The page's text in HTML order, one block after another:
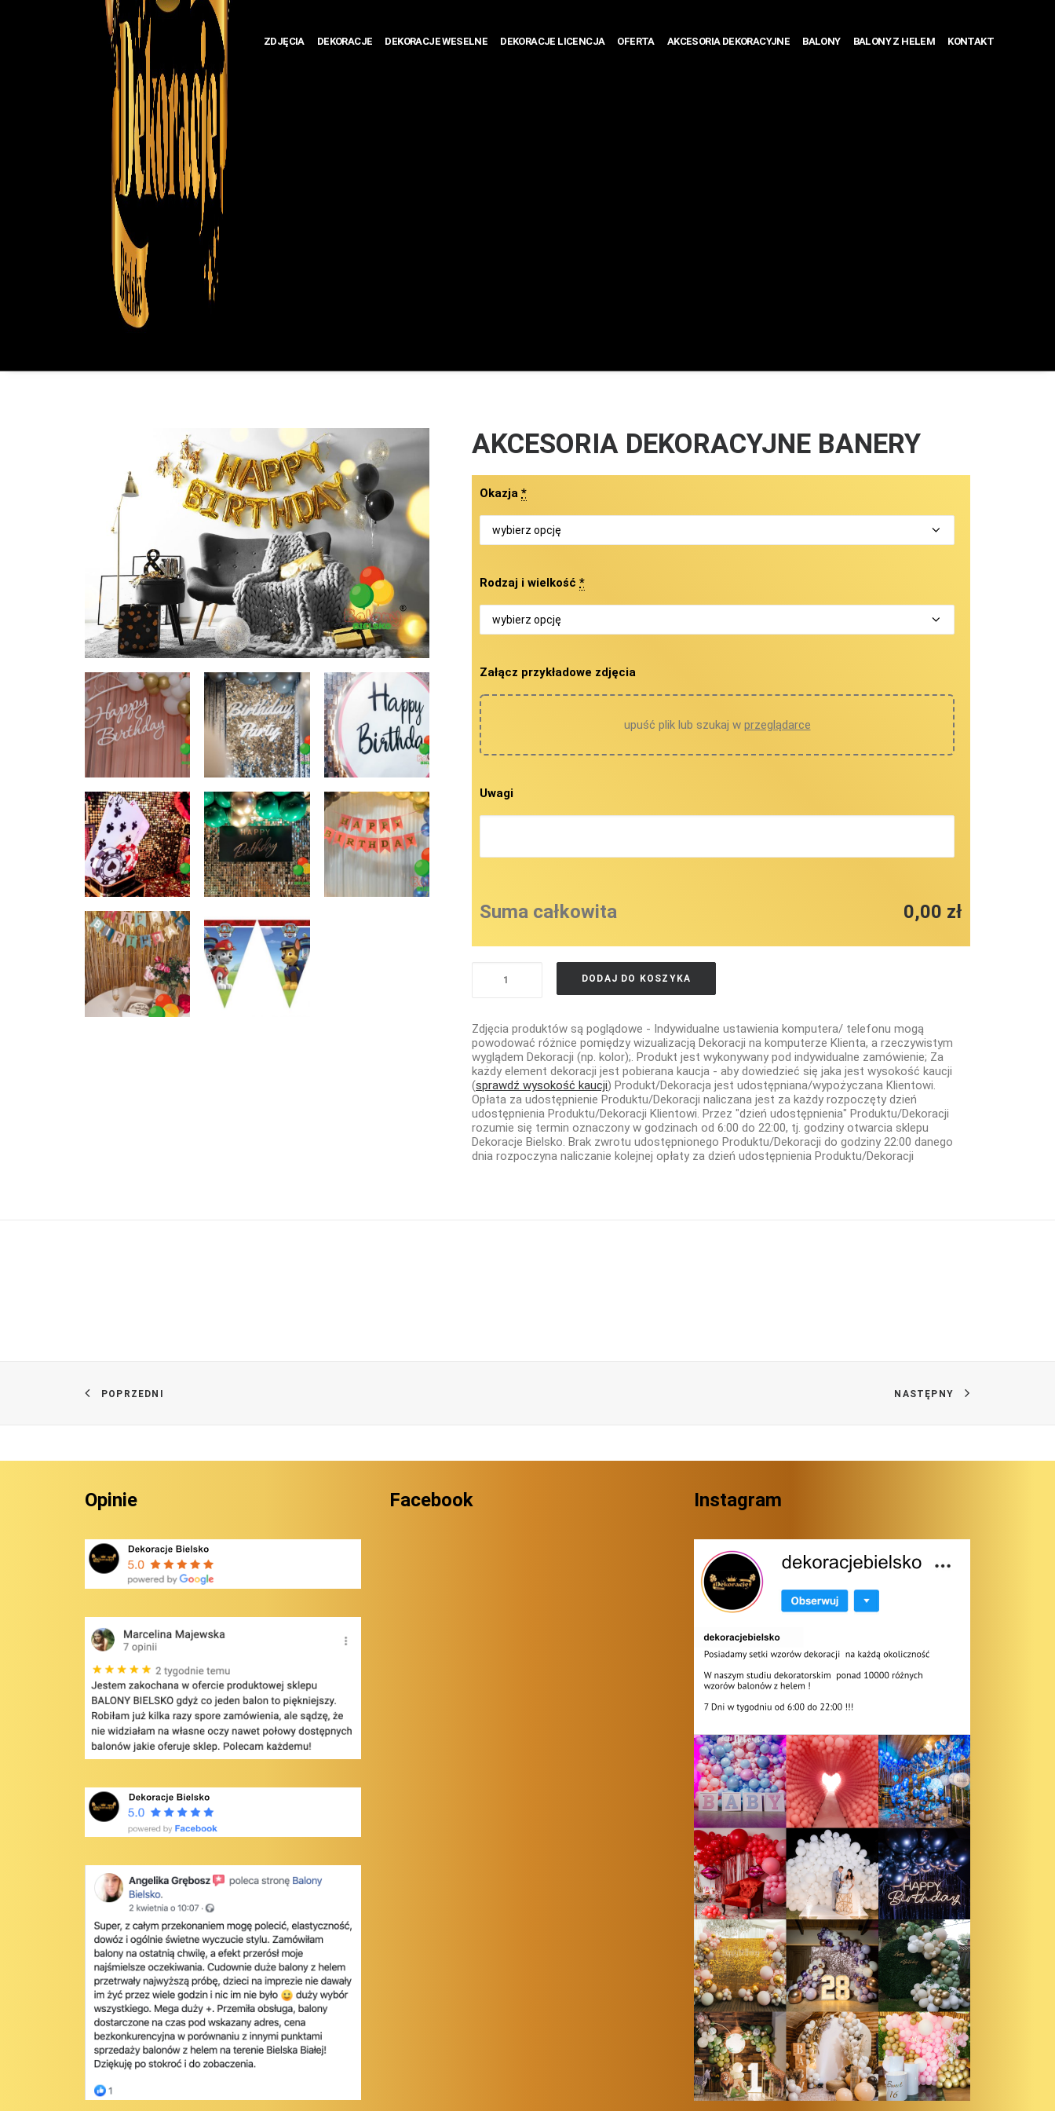
ZDJĘCIA DEKORACJE DEKORACJE WESELNE DEKORACJE LICENCJA OFERTA AKCESORIA DEKORACYJNE BALONY BALONY Z HELEM KONTAKT
AKCESORIA DEKORACYJNE BANERY
Okazja *
Rodzaj i wielkość *
Załącz przykładowe zdjęcia
upuść plik lub szukaj w przeglądarce
Uwagi
Suma całkowita 0,00 zł
BANERY
DODAJ DO KOSZYKA
Zdjęcia produktów są poglądowe - Indywidualne ustawienia komputera/ telefonu mogą
powodować różnice pomiędzy wizualizacją Dekoracji na komputerze Klienta, a rzeczywistym
wyglądem Dekoracji (np. kolor);. Produkt jest wykonywany pod indywidualne zamówienie; Za
każdy element dekoracji jest pobierana kaucja - aby dowiedzieć się jaka jest wysokość kaucji
(sprawdź wysokość kaucji) Produkt/Dekoracja jest udostępniana/wypożyczana Klientowi.
Opłata za udostępnienie Produktu/Dekoracji naliczana jest za każdy rozpoczęty dzień
udostępnienia Produktu/Dekoracji Klientowi. Przez "dzień udostępnienia" Produktu/Dekoracji
rozumie się termin oznaczony w godzinach od 6:00 do 22:00, tj. godziny otwarcia sklepu
Dekoracje Bielsko. Brak zwrotu udostępnionego Produktu/Dekoracji do godziny 22:00 danego
dnia rozpoczyna naliczanie kolejnej opłaty za dzień udostępnienia Produktu/Dekoracji
POPRZEDNI NASTĘPNY
Opinie Facebook Instagram